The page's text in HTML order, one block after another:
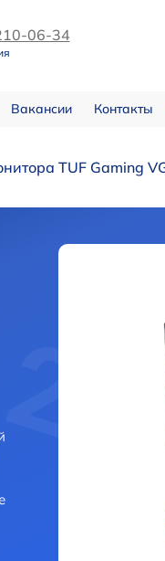
06-34
Вакансии Контакты
TUF Gaming